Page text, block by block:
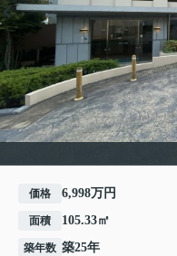
価格 6,998万円
面積 105.33㎡
築年数 築25年